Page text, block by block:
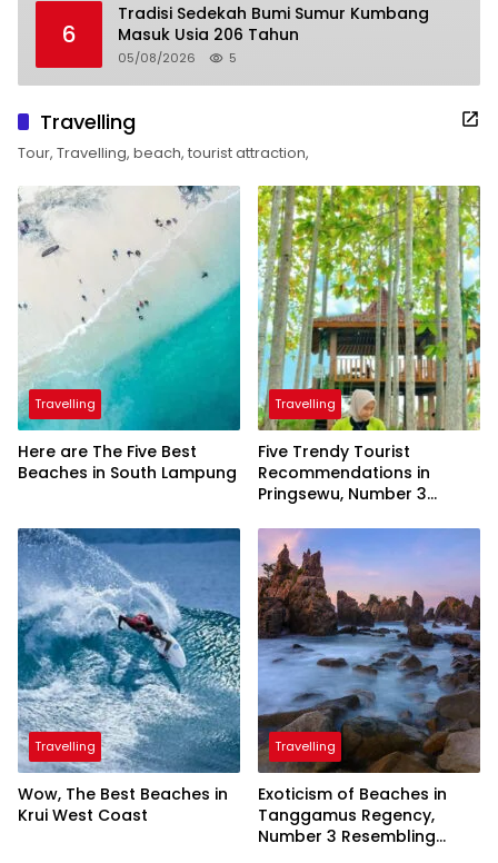
6
Tradisi Sedekah Bumi Sumur Kumbang
Masuk Usia 206 Tahun
05/08/2026 5
Travelling
Tour, Travelling, beach, tourist attraction,
Travelling
Here are The Five Best
Beaches in South Lampung
Travelling
Five Trendy Tourist
Recommendations in
Pringsewu, Number 3
President
Travelling
Wow, The Best Beaches in
Krui West Coast
Travelling
Exoticism of Beaches in
Tanggamus Regency,
Number 3 Resembling